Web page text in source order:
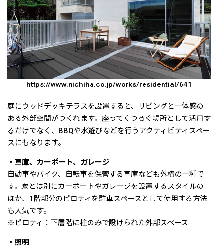
https://www.nichiha.co.jp/works/residential/641
庭にウッドデッキテラスを設置すると、リビングと一体感の
ある外部空間がつくれます。座ってくつろぐ場所として活用す
るだけでなく、BBQや水遊びなどを行うアクティビティスペー
スにもなります。
・車庫、カーポート、ガレージ
自動車やバイク、自転車を保管する車庫なども外構の一種で
す。家とは別にカーポートやガレージを設置するスタイルの
ほか、1階部分のピロティを駐車スペースとして使用する方法
も人気です。
※ピロティ：下層階に柱のみで設けられた外部スペース
・照明